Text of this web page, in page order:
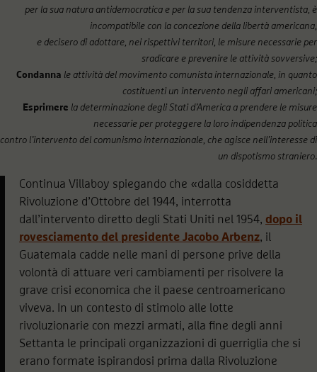
per la sua natura antidemocratica e per la sua tendenza interventista, è
incompatibile con la concezione della libertà americana,
e decisero di adottare, nei rispettivi territori, le misure necessarie per
sradicare e prevenire le attività sovversive;
Condanna le attività del movimento comunista internazionale, in quanto
costituenti un intervento negli affari americani;
Esprimere la determinazione degli Stati d’America a prendere le misure
necessarie per proteggere la loro indipendenza politica
contro l’intervento del comunismo internazionale, che agisce nell’interesse di
un dispotismo straniero.
Continua Villaboy spiegando che «dalla cosiddetta
Rivoluzione d’Ottobre del 1944, interrotta
dall’intervento diretto degli Stati Uniti nel 1954, dopo il
rovesciamento del presidente Jacobo Arbenz, il
Guatemala cadde nelle mani di persone prive della
volontà di attuare veri cambiamenti per risolvere la
grave crisi economica che il paese centroamericano
viveva. In un contesto di stimolo alle lotte
rivoluzionarie con mezzi armati, alla fine degli anni
Settanta le principali organizzazioni di guerriglia che si
erano formate ispirandosi prima dalla Rivoluzione